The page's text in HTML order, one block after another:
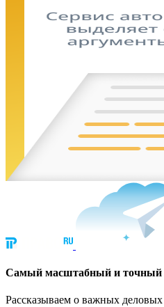
Cамый масштабный и точный
Рассказываем о важных